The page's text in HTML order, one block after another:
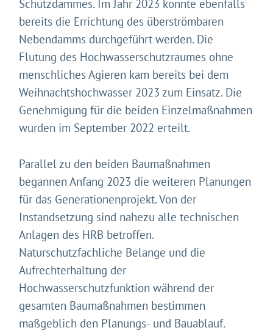
Schutzdammes. Im Jahr 2023 konnte ebenfalls
bereits die Errichtung des überströmbaren
Nebendamms durchgeführt werden. Die
Flutung des Hochwasserschutzraumes ohne
menschliches Agieren kam bereits bei dem
Weihnachtshochwasser 2023 zum Einsatz. Die
Genehmigung für die beiden Einzelmaßnahmen
wurden im September 2022 erteilt.
Parallel zu den beiden Baumaßnahmen
begannen Anfang 2023 die weiteren Planungen
für das Generationenprojekt. Von der
Instandsetzung sind nahezu alle technischen
Anlagen des HRB betroffen.
Naturschutzfachliche Belange und die
Aufrechterhaltung der
Hochwasserschutzfunktion während der
gesamten Baumaßnahmen bestimmen
maßgeblich den Planungs- und Bauablauf.
Gleich geht's los!
Mit Ihrer Zustimmung möchten wir moderne Web-
Technologien auf unserer Website nutzen. Einige sind
essenziell, Youtube und Matomo helfen uns diese
Website und Ihr Erlebnis zu verbessern.
Impressum &Datenschutz